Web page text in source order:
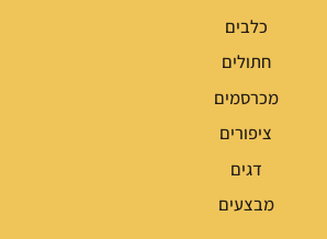
כלבים
חתולים
מכרסמים
ציפורים
דגים
מבצעים